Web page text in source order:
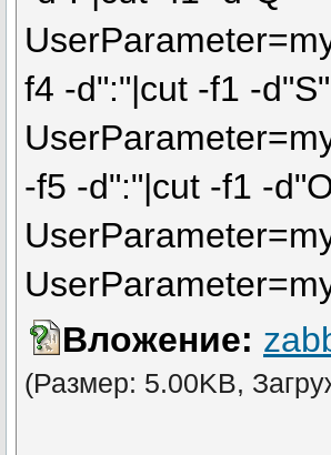
f4 -d":"|cut -f1 -d"S"
-f5 -d":"|cut -f1 -
Вложение:
(Размер: 5.00KB,